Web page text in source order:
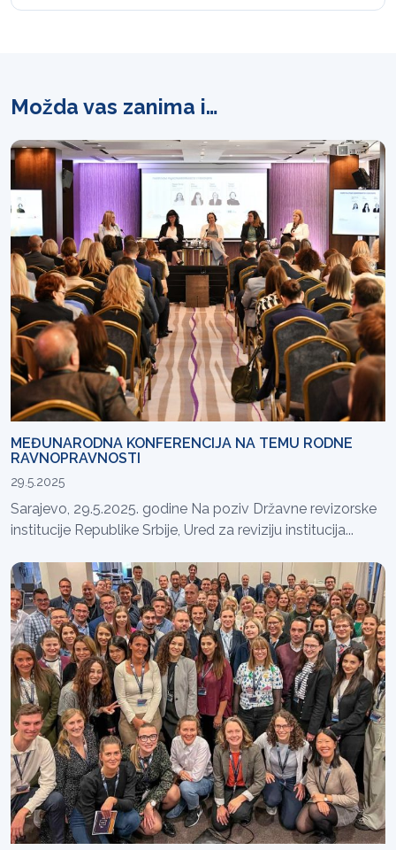
Možda vas zanima i…
MEĐUNARODNA KONFERENCIJA NA TEMU RODNE
RAVNOPRAVNOSTI
29.5.2025
Sarajevo, 29.5.2025. godine Na poziv Državne revizorske
institucije Republike Srbije, Ured za reviziju institucija...